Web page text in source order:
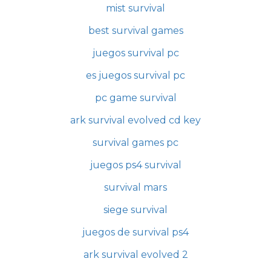
mist survival
best survival games
juegos survival pc
es juegos survival pc
pc game survival
ark survival evolved cd key
survival games pc
juegos ps4 survival
survival mars
siege survival
juegos de survival ps4
ark survival evolved 2